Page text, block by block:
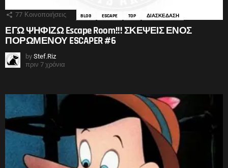
77 Κοινοποιήσεις BLOG ESCAPE TOP ΔΙΑΣΚΕΔΑΣΗ
ΕΓΩ ΨΗΦΙΖΩ Escape Room!!! ΣΚΕΨΕΙΣ ΕΝΟΣ
ΠΟΡΩΜΕΝΟΥ ESCAPER #6
by Stef.Riz
πριν 7 χρόνια